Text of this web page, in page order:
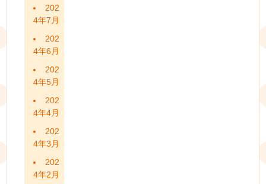
202
4年7月
202
4年6月
202
4年5月
202
4年4月
202
4年3月
202
4年2月